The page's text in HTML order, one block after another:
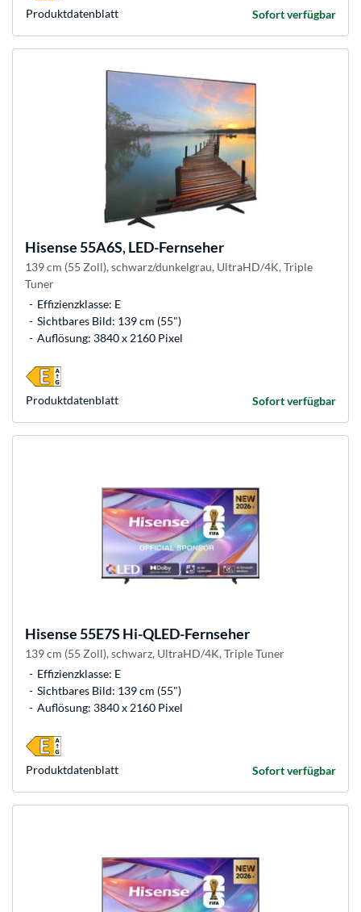
Sofort verfügbar
Produkt­datenblatt
Hisense55A6S, LED-Fernseher
139 cm (55 Zoll), schwarz/dunkelgrau, UltraHD/4K, Triple
Tuner
Effizienzklasse: E
Sichtbares Bild: 139 cm (55")
Auflösung: 3840 x 2160 Pixel
Sofort verfügbar
Produkt­datenblatt
Hisense55E7S Hi-QLED-Fernseher
139 cm (55 Zoll), schwarz, UltraHD/4K, Triple Tuner
Effizienzklasse: E
Sichtbares Bild: 139 cm (55")
Auflösung: 3840 x 2160 Pixel
Sofort verfügbar
Produkt­datenblatt